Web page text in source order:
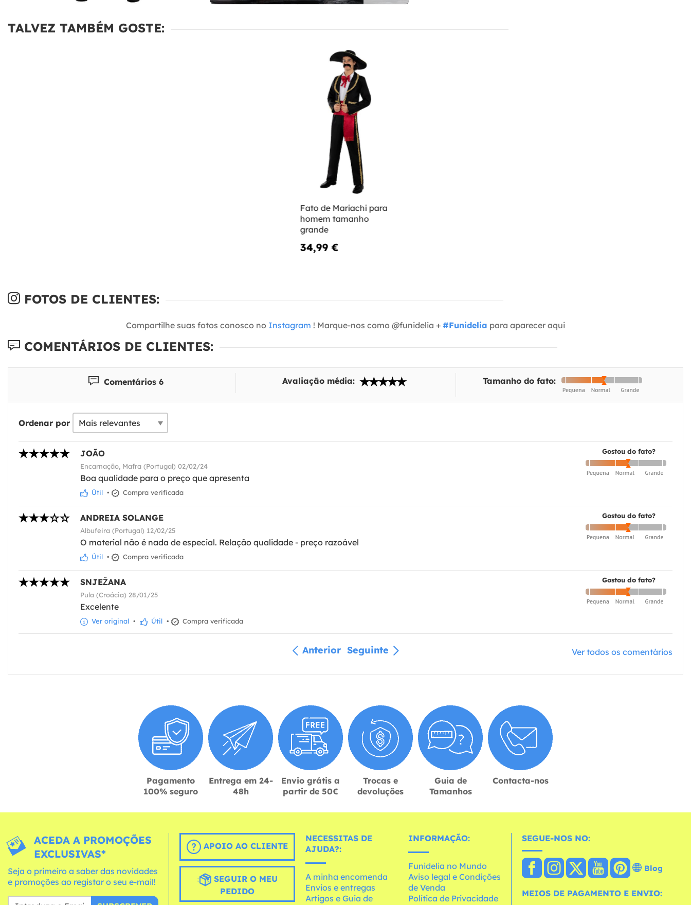
TALVEZ TAMBÉM GOSTE:
Fato de Mariachi para
homem tamanho
grande
34,99 €
FOTOS DE CLIENTES:
Compartilhe suas fotos conosco no Instagram ! Marque-nos como @funidelia + #Funidelia para aparecer aqui
COMENTÁRIOS DE CLIENTES:
Comentários 6 Avaliação média: Tamanho do fato:
Ordenar por
Gostou do fato?
JOÃO
Encarnação, Mafra (Portugal) 02/02/24
Boa qualidade para o preço que apresenta
Útil • Compra verificada
Gostou do fato?
ANDREIA SOLANGE
Albufeira (Portugal) 12/02/25
O material não é nada de especial. Relação qualidade - preço razoável
Útil • Compra verificada
Gostou do fato?
SNJEŽANA
Pula (Croácia) 28/01/25
Excelente
Ver original • Útil • Compra verificada
Anterior Seguinte Ver todos os comentários
Pagamento
100% seguro
Entrega em 24-
48h
Envio grátis a
partir de 50€
Trocas e
devoluções
Guia de
Tamanhos
Contacta-nos
ACEDA A PROMOÇÕES
EXCLUSIVAS*
Seja o primeiro a saber das novidades
e promoções ao registar o seu e-mail!
APOIO AO CLIENTE
SEGUIR O MEU
PEDIDO
NECESSITAS DE
AJUDA?:
A minha encomenda
Envios e entregas
Artigos e Guia de
INFORMAÇÃO:
Funidelia no Mundo
Aviso legal e Condições
de Venda
Política de Privacidade
SEGUE-NOS NO:
Blog
MEIOS DE PAGAMENTO E ENVIO: